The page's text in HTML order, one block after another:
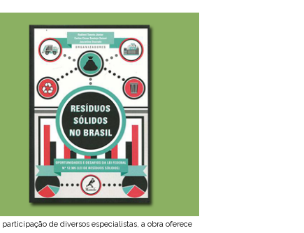
participação de diversos especialistas, a obra oferece